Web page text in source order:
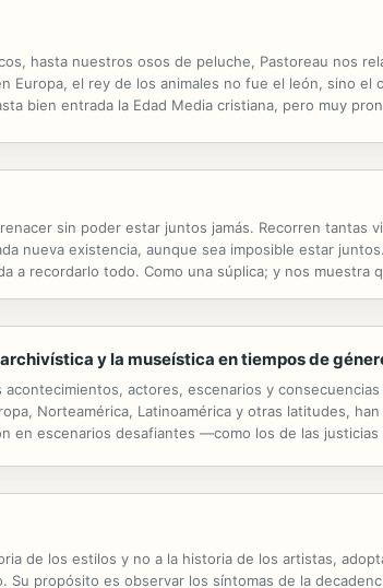
hasta nuestros osos de peluche, Pastoreau nos
Europa, el rey de los animales no fue el león, sino el
bien entrada la Edad Media cristiana, pero muy
sin poder estar juntos jamás. Recorren tantas
nueva existencia, aunque sea imposible estar
a recordarlo todo. Como una súplica; y nos muestra
y la museística en tiempos de
actores, escenarios y
Norteamérica, Latinoamérica y otras latitudes,
en escenarios desafiantes —como los de las
de los estilos y no a la historia de los artistas,
Su propósito es observar los síntomas de la